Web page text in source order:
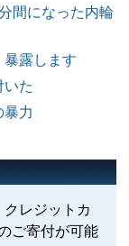
間になった内輪
暴露します
いた
暴力
レジットカ
ご寄付が可能